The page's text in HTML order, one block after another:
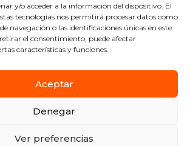
y/o acceder a la información del dispositivo. El
tecnologías nos permitirá procesar datos como
navegación o las identificaciones únicas en este
el consentimiento, puede afectar
características y funciones.
Aceptar
Denegar
Ver preferencias
Quiénes somos
Equipos de soldadura
Electrodos para soldadura
Blog
Política de privacidad